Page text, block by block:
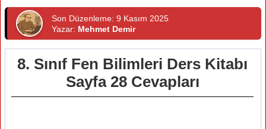
Son Düzenleme: 9 Kasım 2025
Yazar: Mehmet Demir
8. Sınıf Fen Bilimleri Ders Kitabı
Sayfa 28 Cevapları